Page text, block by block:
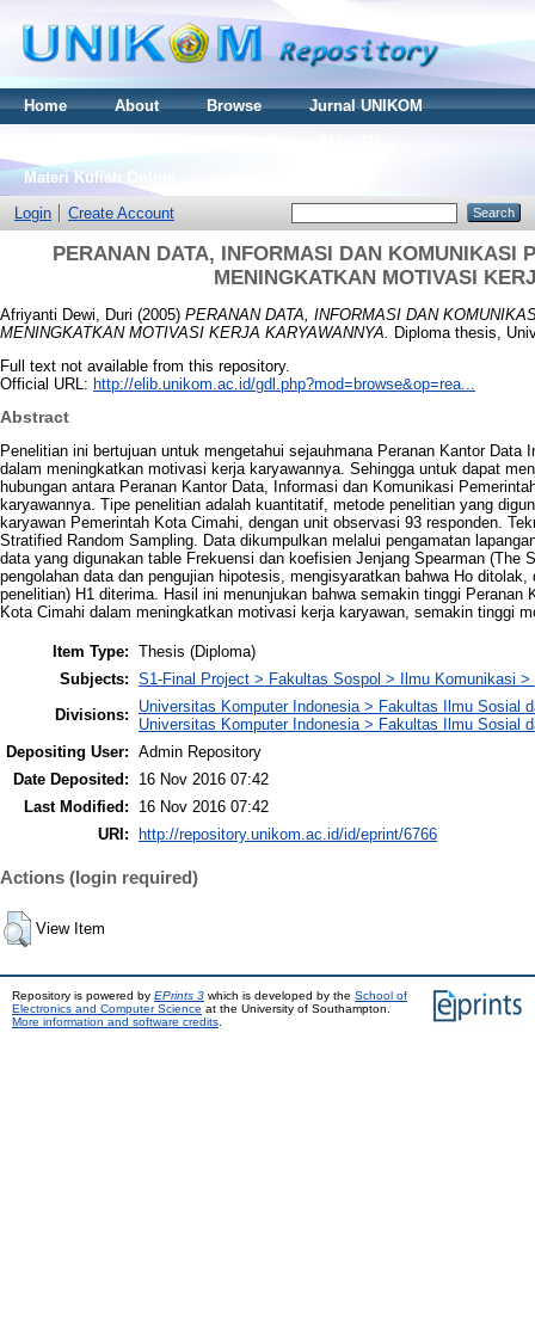
Home About Browse
Jurnal UNIKOM
Materi Kuliah Online
Login
Create Account
PERANAN DATA, INFORMASI DAN KOMUNIKASI
MENINGKATKAN MOTIVASI
Afriyanti Dewi, Duri (2005) PERANAN DATA, INFORMASI DAN
MENINGKATKAN MOTIVASI KERJA KARYAWANNYA.
Diploma thesis,
Full text not available from this repository.
Official URL: http://elib.unikom.ac.id/gdl.php?mod=browse&op=rea...
Abstract
Penelitian ini bertujuan untuk mengetahui sejauhmana Peranan Kantor
dalam meningkatkan motivasi kerja karyawannya. Sehingga untuk dapat
hubungan antara Peranan Kantor Data, Informasi dan Komunikasi
karyawannya. Tipe penelitian adalah kuantitatif, metode penelitian yang
karyawan Pemerintah Kota Cimahi, dengan unit observasi 93 responden.
Stratified Random Sampling. Data dikumpulkan melalui pengamatan
data yang digunakan table Frekuensi dan koefisien Jenjang Spearman (The
pengolahan data dan pengujian hipotesis, mengisyaratkan bahwa Ho
penelitian) H1 diterima. Hasil ini menunjukan bahwa semakin tinggi
Kota Cimahi dalam meningkatkan motivasi kerja karyawan, semakin tinggi
Item Type: Thesis (Diploma)
Subjects: S1-Final Project > Fakultas Sospol > Ilmu Komunikasi >
Divisions:
Universitas Komputer Indonesia > Fakultas Ilmu Sosial
Universitas Komputer Indonesia > Fakultas Ilmu Sosial
Depositing User: Admin Repository
Date Deposited:
16 Nov 2016 07:42
Last Modified:
16 Nov 2016 07:42
URI:
http://repository.unikom.ac.id/id/eprint/6766
Actions (login required)
View Item
Repository is powered by EPrints 3 which is developed by the School of
Electronics and Computer Science at the University of Southampton.
More information and software credits